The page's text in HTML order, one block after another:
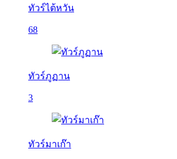
ทัวร์ไต้หวัน
68
ทัวร์ภูฏาน
3
ทัวร์มาเก๊า